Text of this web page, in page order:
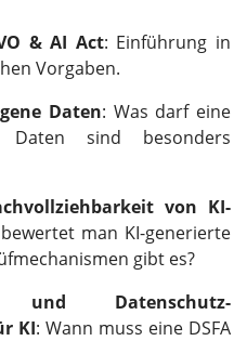
& AI Act: Einführung in
Vorgaben.
Daten: Was darf eine
Daten sind besonders
von KI-
man KI-generierte
gibt es?
und Datenschutz-
KI: Wann muss eine DSFA